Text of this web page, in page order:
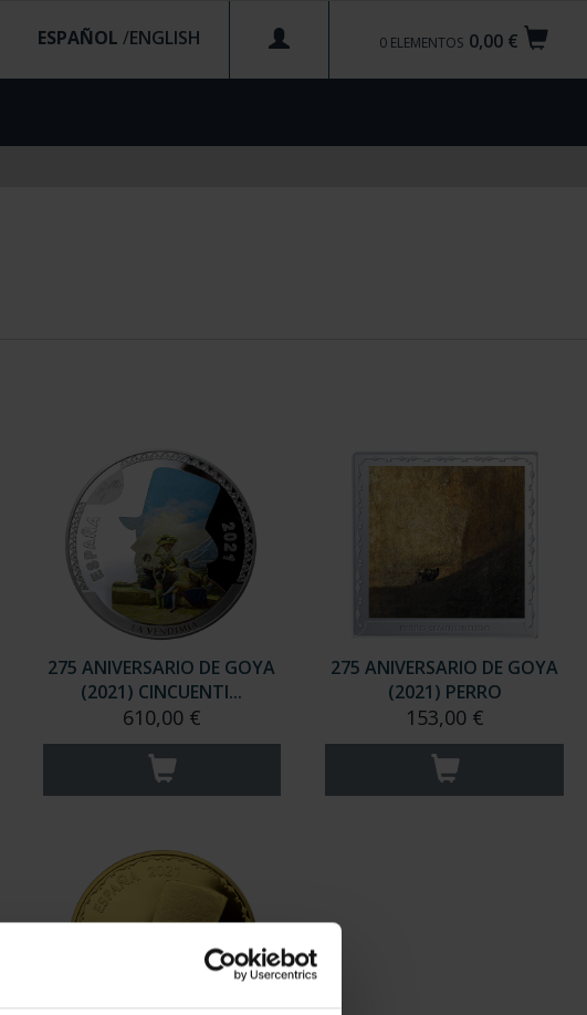
0,00 €
0 ELEMENTOS
ESPAÑOL /
275 ANIVERSARIO DE GOYA
(2021) CINCUENTI...
610,00 €
275 ANIVERSARIO DE GOYA
(2021) PERRO
153,00 €